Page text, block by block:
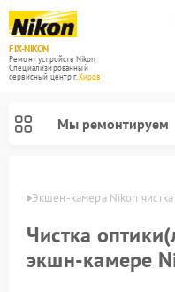
FIX-NIKON
Ремонт устройств Nikon
Специализированный
cервисный центр г.Киров
Мы ремонтируем
Экшен-камера Nikon
Чистка
экшн-камере